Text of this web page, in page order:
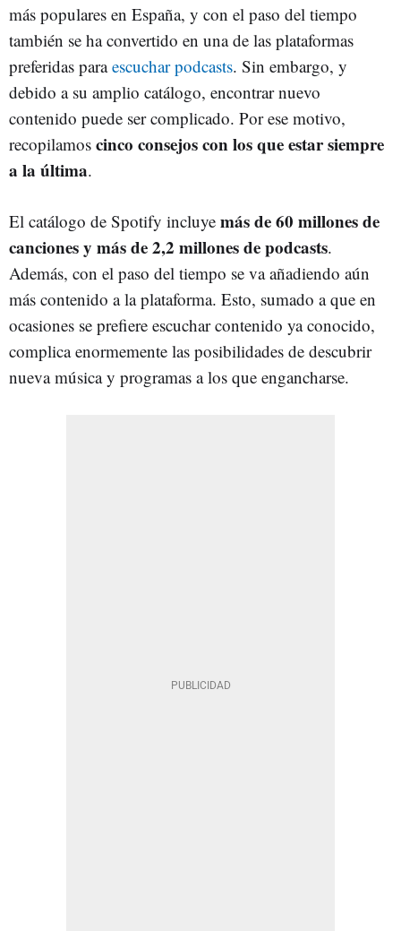
más populares en España, y con el paso del tiempo
también se ha convertido en una de las plataformas
preferidas paraescuchar podcasts. Sin embargo, y
debido a su amplio catálogo, encontrar nuevo
contenido puede ser complicado. Por ese motivo,
recopilamos cinco consejos con los que estar siempre
a la última.
El catálogo de Spotify incluye más de 60 millones de
canciones y más de 2,2 millones de podcasts.
Además, con el paso del tiempo se va añadiendo aún
más contenido a la plataforma. Esto, sumado a que en
ocasiones se prefiere escuchar contenido ya conocido,
complica enormemente las posibilidades de descubrir
nueva música y programas a los que engancharse.